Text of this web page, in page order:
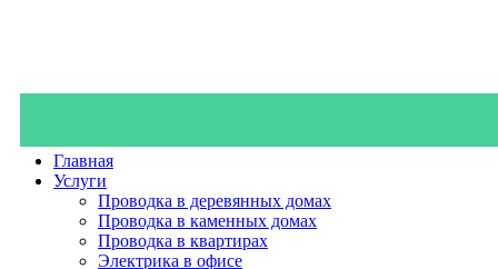
Главная
Услуги
Проводка в деревянных домах
Проводка в каменных домах
Проводка в квартирах
Электрика в офисе